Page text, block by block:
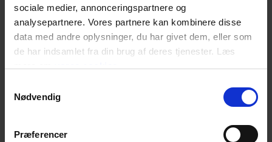
sociale medier, annonceringspartnere og
analysepartnere. Vores partnere kan kombinere disse
data med andre oplysninger, du har givet dem, eller som
de har indsamlet fra din brug af deres tjenester. Læs
Nødvendig
Præferencer
navnet: Hyd-Tuf...
industrihandsker, der...